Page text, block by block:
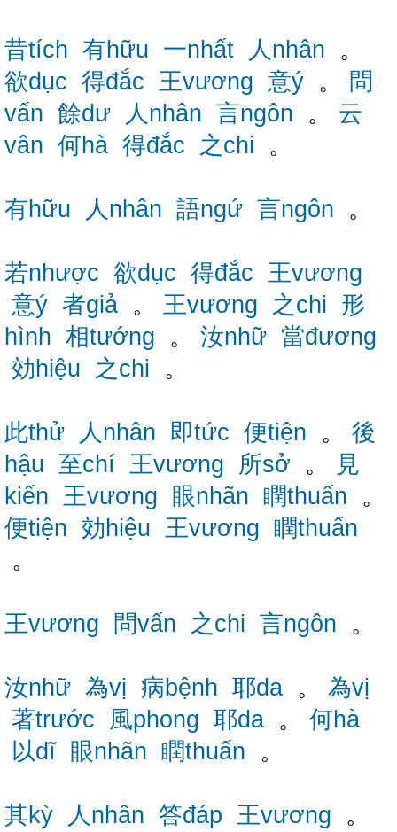
昔tích 有hữu 一nhất 人nhân 。
欲dục 得đắc 王vương 意ý 。 問
vấn 餘dư 人nhân 言ngôn 。 云
vân 何hà 得đắc 之chi 。
有hữu 人nhân 語ngứ 言ngôn 。
若nhược 欲dục 得đắc 王vương
意ý 者giả 。 王vương 之chi 形
hình 相tướng 。 汝nhữ 當đương
効hiệu
之chi 。
此thử 人nhân 即tức 便tiện 。 後
hậu 至chí 王vương 所sở 。
見
kiến 王vương 眼nhãn 瞤thuấn 。
便tiện 効hiệu 王vương 瞤thuấn
。
王vương 問vấn 之chi 言ngôn 。
汝nhữ 為vị 病bệnh 耶da 。 為vị
著trước
風phong 耶da 。 何hà
以dĩ
眼nhãn 瞤thuấn 。
其kỳ 人nhân 答đáp 王vương 。